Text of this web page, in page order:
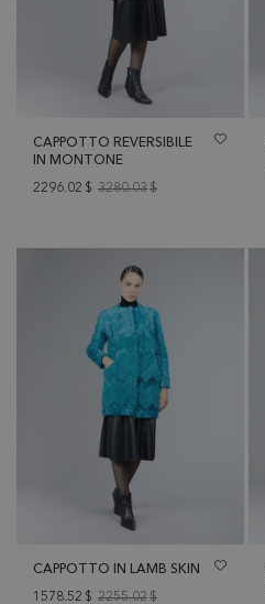
CAPPOTTO REVERSIBILE
IN MONTONE
2296.02 $ 3280.03$
CAPPOTTO IN LAMB SKIN
1578.52 $ 2255.02$